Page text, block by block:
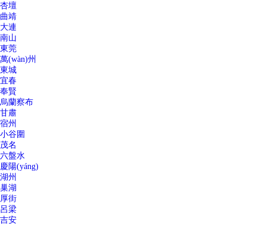
杏壇
曲靖
大連
南山
東莞
萬(wàn)州
東城
宜春
奉賢
烏蘭察布
甘肅
宿州
小谷圍
茂名
六盤水
慶陽(yáng)
湖州
巢湖
厚街
呂梁
吉安